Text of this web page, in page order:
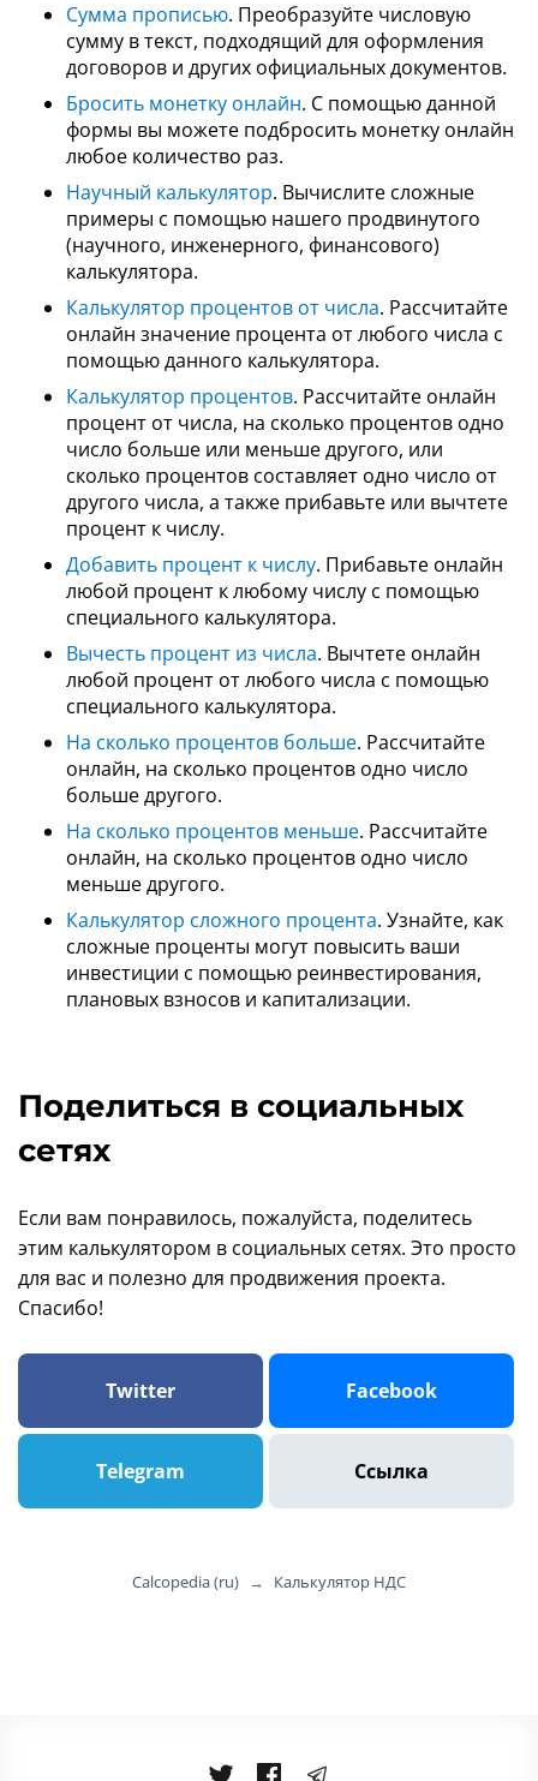
Сумма прописью. Преобразуйте числовую
сумму в текст, подходящий для оформления
договоров и других официальных документов.
Бросить монетку онлайн. С помощью данной
формы вы можете подбросить монетку онлайн
любое количество раз.
Научный калькулятор. Вычислите сложные
примеры с помощью нашего продвинутого
(научного, инженерного, финансового)
калькулятора.
Калькулятор процентов от числа. Рассчитайте
онлайн значение процента от любого числа с
помощью данного калькулятора.
Калькулятор процентов. Рассчитайте онлайн
процент от числа, на сколько процентов одно
число больше или меньше другого, или
сколько процентов составляет одно число от
другого числа, а также прибавьте или вычтете
процент к числу.
Добавить процент к числу. Прибавьте онлайн
любой процент к любому числу с помощью
специального калькулятора.
Вычесть процент из числа. Вычтете онлайн
любой процент от любого числа с помощью
специального калькулятора.
На сколько процентов больше. Рассчитайте
онлайн, на сколько процентов одно число
больше другого.
На сколько процентов меньше. Рассчитайте
онлайн, на сколько процентов одно число
меньше другого.
Калькулятор сложного процента. Узнайте, как
сложные проценты могут повысить ваши
инвестиции с помощью реинвестирования,
плановых взносов и капитализации.
Поделиться в социальных
сетях
Если вам понравилось, пожалуйста, поделитесь
этим калькулятором в социальных сетях. Это просто
для вас и полезно для продвижения проекта.
Спасибо!
Twitter Facebook
Telegram Ссылка
Calcopedia (ru) → Калькулятор НДС